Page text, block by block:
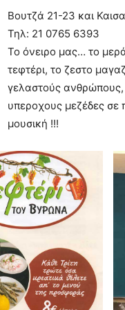
Βουτζά 21-23 και
Τηλ: 21 0765 6393
Το όνειρο μας… το
τεφτέρι, το ζεστο
γελαστούς ανθρώπους,
υπεροχους μεζέδες σε
μουσική !!!